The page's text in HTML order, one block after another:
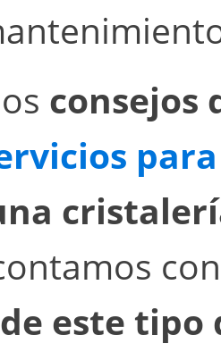
consejos
este tipo